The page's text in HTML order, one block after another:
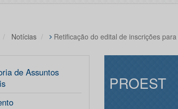
Notícias Retificação do edital de inscrições
de Assuntos
PROEST